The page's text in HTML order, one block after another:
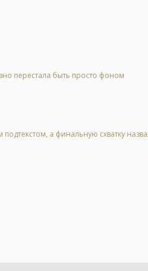
перестала быть просто фоном
а финальную схватку